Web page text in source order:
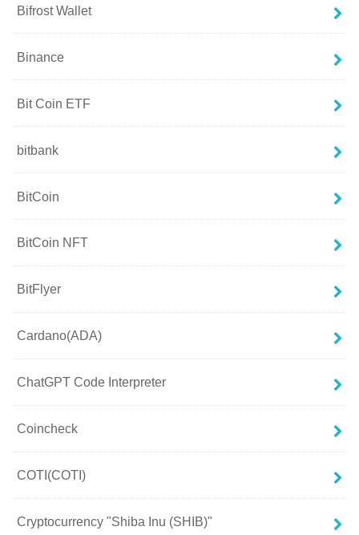
Bifrost Wallet
Binance
Bit Coin ETF
bitbank
BitCoin
BitCoin NFT
BitFlyer
Cardano(ADA)
ChatGPT Code Interpreter
Coincheck
COTI(COTI)
Cryptocurrency "Shiba Inu (SHIB)"